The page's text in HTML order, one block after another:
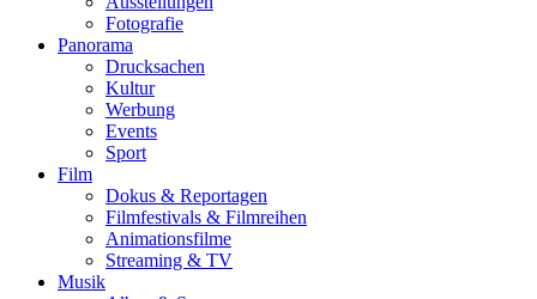
Fotografie
Panorama
Drucksachen
Kultur
Werbung
Events
Sport
Film
Dokus & Reportagen
Filmfestivals & Filmreihen
Animationsfilme
Streaming & TV
Musik